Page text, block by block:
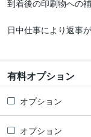
到着後の印刷物への
日中仕事により返事
有料オプション
オプション
オプション